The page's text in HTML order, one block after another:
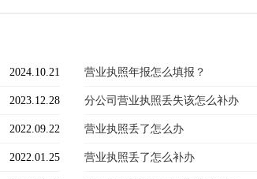
2024.10.21 营业执照年报怎么填报？
2023.12.28 分公司营业执照丢失该怎么补办
2022.09.22 营业执照丢了怎么办
2022.01.25 营业执照丢了怎么补办